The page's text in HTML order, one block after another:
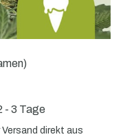
- 3 Tage
direkt aus